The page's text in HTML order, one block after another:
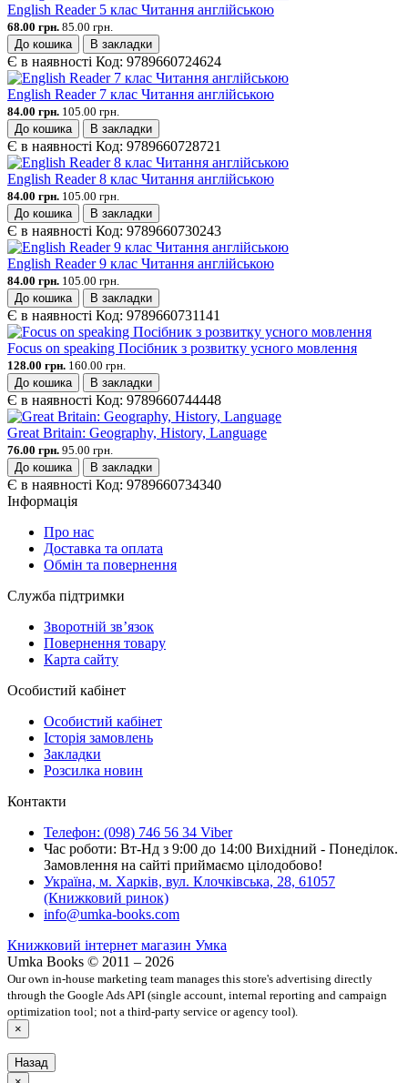
English Reader 5 клас Читання англійською
68.00 грн. 85.00 грн.
До кошика
В закладки
Є в наявності Код: 9789660724624
English Reader 7 клас Читання англійською
84.00 грн. 105.00 грн.
До кошика
В закладки
Є в наявності Код: 9789660728721
English Reader 8 клас Читання англійською
84.00 грн. 105.00 грн.
До кошика
В закладки
Є в наявності Код: 9789660730243
English Reader 9 клас Читання англійською
84.00 грн. 105.00 грн.
До кошика
В закладки
Є в наявності Код: 9789660731141
Focus on speaking Посібник з розвитку усного мовлення
128.00 грн. 160.00 грн.
До кошика
В закладки
Є в наявності Код: 9789660744448
Great Britain: Geography, History, Language
76.00 грн. 95.00 грн.
До кошика
В закладки
Є в наявності Код: 9789660734340
Інформація
Про нас
Доставка та оплата
Обмін та повернення
Служба підтримки
Зворотній зв’язок
Повернення товару
Карта сайту
Особистий кабінет
Особистий кабінет
Історія замовлень
Закладки
Розсилка новин
Контакти
Телефон: (098) 746 56 34 Viber
Час роботи: Вт-Нд з 9:00 до 14:00 Вихідний - Понеділок.
Замовлення на сайті приймаємо цілодобово!
Україна, м. Харків, вул. Клочківська, 28, 61057
(Книжковий ринок)
info@umka-books.com
Книжковий інтернет магазин Умка
Umka Books © 2011 – 2026
Our own in-house marketing team manages this store's advertising directly
through the Google Ads API (single account, internal reporting and campaign
optimization tool; not a third-party service or agency tool).
×
Назад